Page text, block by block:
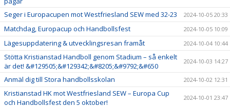
Seger i Europacupen mot Westfriesland SEW med 32-23 2024-10-05 20:33
Matchdag, Europacup och Handbollsfest 2024-10-05 10:09
Lägesuppdatering & utvecklingsresan framåt 2024-10-04 10:44
Stötta Kristianstad Handboll genom Stadium – så enkelt
är det! &#129505;&#129342;&#8205;&#9792;&#650
2024-10-03 14:27
Anmäl dig till Stora handbollsskolan 2024-10-02 12:31
Kristianstad HK mot Westfriesland SEW – Europa Cup
och Handbollsfest den 5 oktober!
2024-10-01 23:47